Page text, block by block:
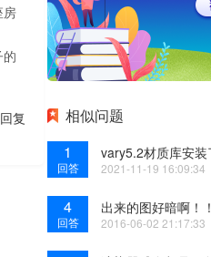
房
回复
相似问题
1
回答 2021-11-19 16:09:34
4
回答
出来的图好暗啊！！
2016-06-02 21:17:33